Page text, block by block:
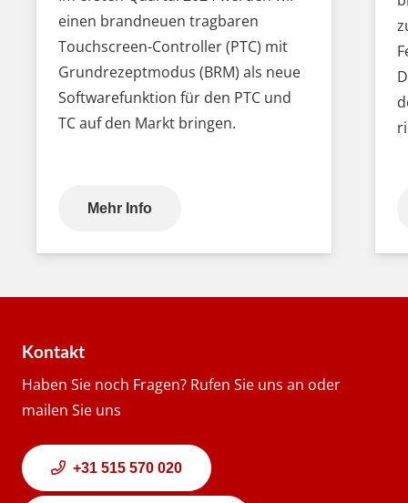
einen brandneuen tragbaren
Touchscreen-Controller (PTC) mit
Grundrezeptmodus (BRM) als neue
Softwarefunktion für den PTC und
TC auf den Markt bringen.
Mehr Info
Kontakt
Haben Sie noch Fragen? Rufen Sie uns an oder
mailen Sie uns
+31 515 570 020